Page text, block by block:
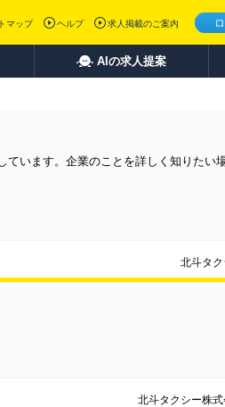
マップ ヘルプ 求人掲載のご案内
AIの求人提案
ています。企業のことを詳しく知りたい
北斗タク
北斗タクシー株式